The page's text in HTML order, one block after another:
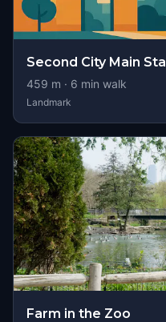
Second City Main
459 m · 6 min walk
Landmark
Farm in the Zoo